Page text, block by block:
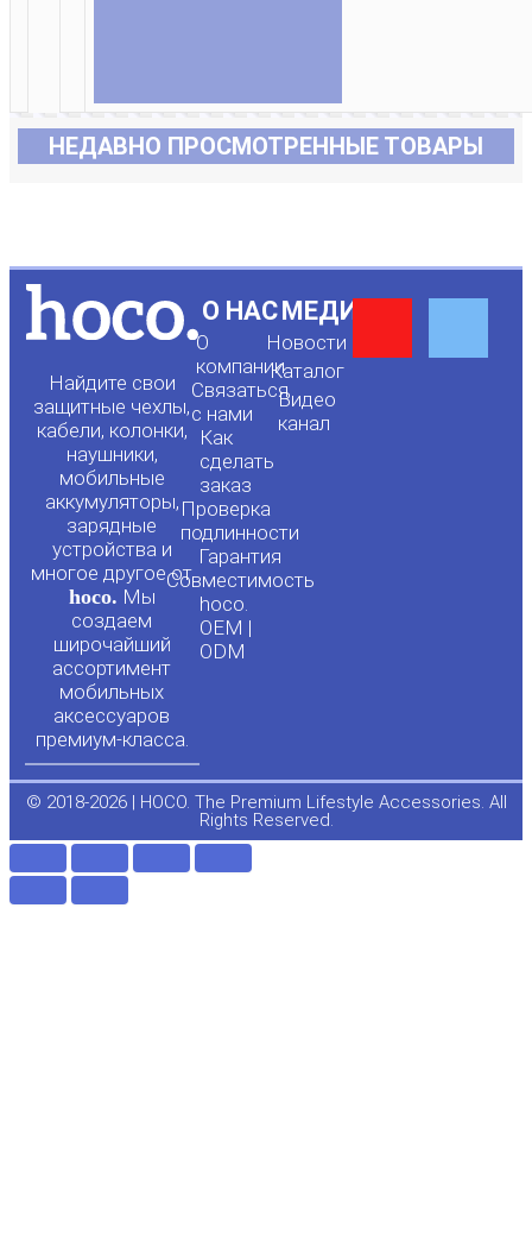
НЕДАВНО ПРОСМОТРЕННЫЕ ТОВАРЫ
Найдите свои
защитные чехлы,
кабели, колонки,
наушники,
мобильные
аккумуляторы,
зарядные
устройства и
многое другое от
hoco. Мы
создаем
широчайший
ассортимент
мобильных
аксессуаров
премиум-класса.
О НАС
О
компании
Связаться
с нами
Как
сделать
заказ
Проверка
подлинности
Гарантия
Совместимость
hoco.
OEM |
ODM
МЕДИА
Новости
Каталог
Видео
канал
-
f
© 2018-2026 | HOCO. The Premium Lifestyle Accessories. All
Rights Reserved.